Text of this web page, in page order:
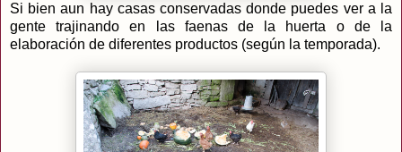
Si bien aun hay casas conservadas donde puedes ver a la
gente trajinando en las faenas de la huerta o de la
elaboración de diferentes productos (según la temporada).